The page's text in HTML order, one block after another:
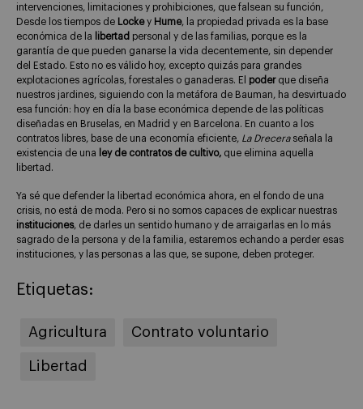
intervenciones, limitaciones y prohibiciones, que falsean su función,
Desde los tiempos de Lockey Hume, la propiedad privada es la base
económica de la
libertad personal y de las familias, porque es la
garantía de que pueden ganarse la vida decentemente, sin depender
del Estado. Esto no es válido hoy, excepto quizás para grandes
explotaciones agrícolas, forestales o ganaderas. El poderque diseña
nuestros jardines, siguiendo con la metáfora de Bauman, ha desvirtuado
esa función: hoy en día la base económica depende de las políticas
diseñadas en Bruselas, en Madrid y en Barcelona. En cuanto a los
contratos libres, base de una economía eficiente, La Dreceraseñala la
existencia de una
ley de contratos de cultivo, que elimina aquella
libertad.
Ya sé que defender la libertad económica ahora, en el fondo de una
crisis, no está de moda. Pero si no somos capaces de explicar nuestras
instituciones, de darles un sentido humano y de arraigarlas en lo más
sagrado de la persona y de la familia, estaremos echando a perder esas
instituciones, y las personas a las que, se supone, deben proteger.
Etiquetas:
Agricultura Contrato voluntario
Libertad